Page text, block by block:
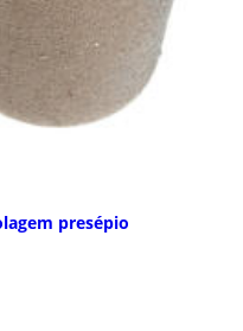
presépio